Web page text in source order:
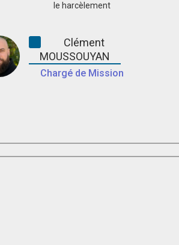
le harcèlement
Clément
MOUSSOUYAN
Chargé de Mission